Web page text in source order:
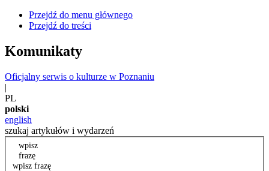
Przejdź do menu głównego
Przejdź do treści
Komunikaty
Oficjalny serwis o kulturze w Poznaniu
|
PL
polski
english
szukaj artykułów i wydarzeń
wpisz
frazę
wpisz frazę